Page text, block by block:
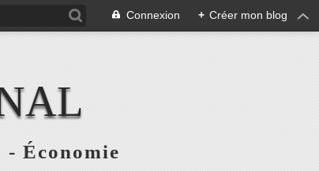
Connexion + Créer mon blog
Économie